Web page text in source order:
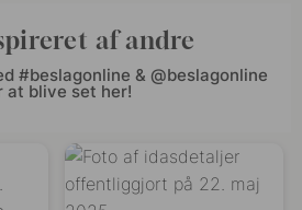
af andre
#beslagonline & @beslagonline
at blive set her!